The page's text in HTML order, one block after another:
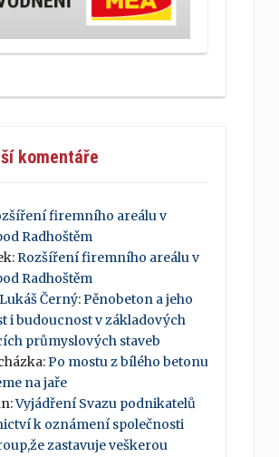
komentáře
firemního areálu v
Radhoštěm
:Rozšíření firemního areálu v
Radhoštěm
Černý:Pěnobeton a jeho
i budoucnost v základových
průmyslových staveb
:Po mostu z bílého betonu
na jaře
:Vyjádření Svazu podnikatelů
k oznámení společnosti
zastavuje veškerou